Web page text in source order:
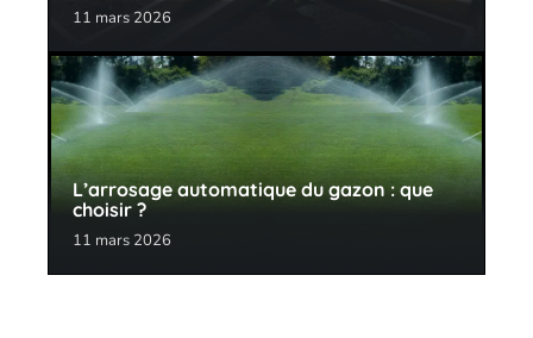
11 mars 2026
L’arrosage automatique du gazon : que
choisir ?
11 mars 2026